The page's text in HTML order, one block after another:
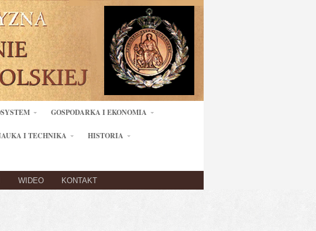
GOSPODARKA I EKONOMIA
I TECHNIKA HISTORIA
WIDEO KONTAKT